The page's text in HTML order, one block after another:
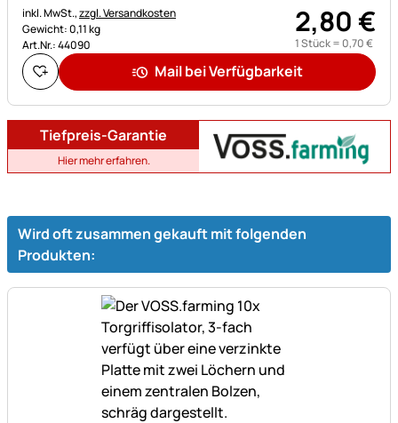
Steuerhinweis:
inkl. MwSt.,zzgl. Versandkosten
Gewicht: 0,11 kg
Art.Nr.: 44090
2,80€
1 Stück = 0,70€
Mail bei Verfügbarkeit
Tiefpreis-Garantie
Hier mehr erfahren.
Wird oft zusammen gekauft mit folgenden
Produkten: